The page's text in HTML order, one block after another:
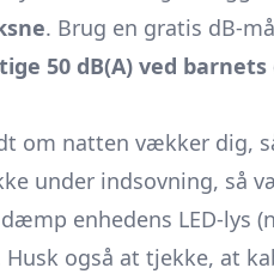
. Brug en gratis dB-
50 dB(A) ved barnets
om natten vækker dig,
under indsovning, så
enhedens LED-lys
også at tjekke, at